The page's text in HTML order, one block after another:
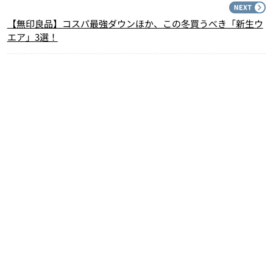
【無印良品】コスパ最強ダウンほか、この冬買うべき「新生ウ
エア」3選！